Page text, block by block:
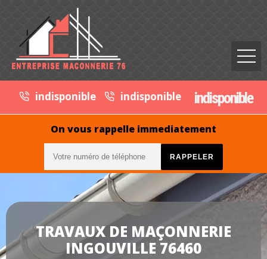
indisponible indisponible indisponible
On vous rappelle immediatement
TRAVAUX DE MAÇONNERIE
INGOUVILLE 76460